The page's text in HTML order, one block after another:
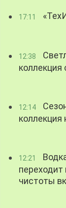
17:11
12:38
12:14
коллекция
12:21
переходит
чистоты